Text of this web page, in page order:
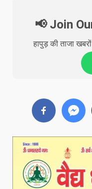
📢 Join
हापुड़ की ताजा